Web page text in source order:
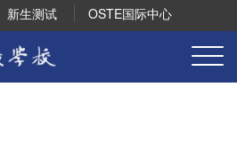
新生测试 OSTE国际中心